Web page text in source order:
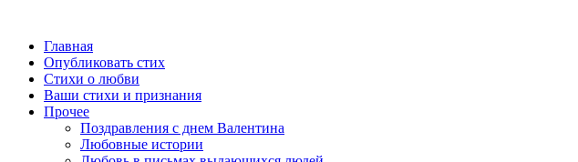
Главная
Опубликовать стих
Стихи о любви
Ваши стихи и признания
Прочее
Поздравления с днем Валентина
Любовные истории